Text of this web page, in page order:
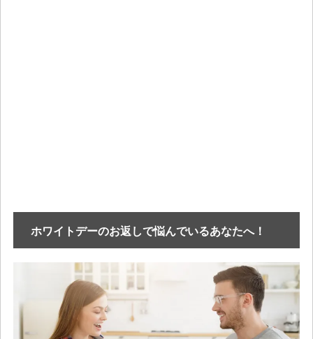
ホワイトデーのお返しで悩んでいるあなたへ！